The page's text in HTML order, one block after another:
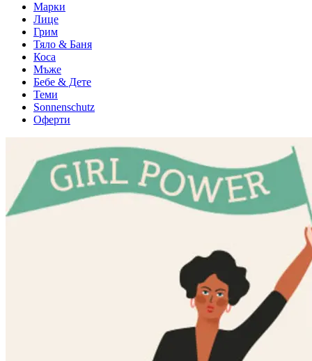
Марки
Лице
Грим
Тяло & Баня
Коса
Мъже
Бебе & Дете
Теми
Sonnenschutz
Оферти